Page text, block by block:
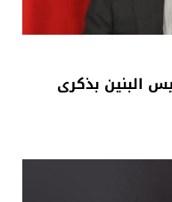
البنين بذكرى